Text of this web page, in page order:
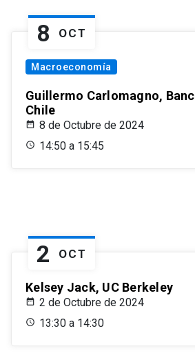
8 OCT
Macroeconomía
Guillermo Carlomagno,
Chile
8 de Octubre de 2024
14:50 a 15:45
2 OCT
Kelsey Jack, UC Berkeley
2 de Octubre de 2024
13:30 a 14:30